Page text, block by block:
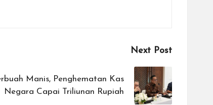
Next Post
Manis, Penghematan Kas
Negara Capai Triliunan Rupiah